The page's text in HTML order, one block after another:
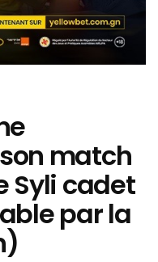
match
Syli cadet
par la